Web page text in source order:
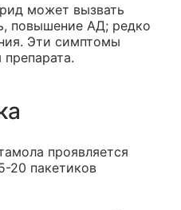
может вызвать
повышение АД; редко
Эти симптомы
проявляется
20 пакетиков